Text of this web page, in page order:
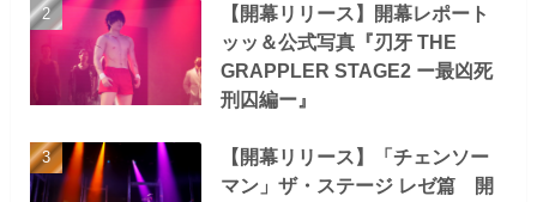
【開幕リリース】開幕レポート
ッッ＆公式写真『刃牙 THE
GRAPPLER STAGE2 ー最凶死
刑囚編ー』
【開幕リリース】「チェンソー
マン」ザ・ステージ レゼ篇 開